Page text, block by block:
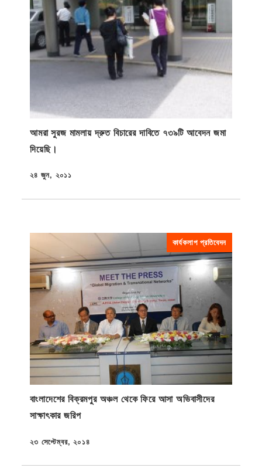
আমরা সুরজ মামলায় দ্রুত বিচারের দাবিতে ৭৩৯টি আবেদন জমা
দিয়েছি।
প্রকাশিত
২৪ জুন, ২০১১
কার্যকলাপ প্রতিবেদন
বাংলাদেশের বিক্রমপুর অঞ্চল থেকে ফিরে আসা অভিবাসীদের
সাক্ষাৎকার জরিপ
প্রকাশিত
২৩ সেপ্টেম্বর, ২০১৪